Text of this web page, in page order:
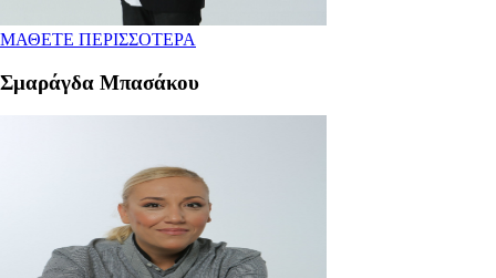
ΜΑΘΕΤΕ ΠΕΡΙΣΣΟΤΕΡΑ
Σμαράγδα Μπασάκου